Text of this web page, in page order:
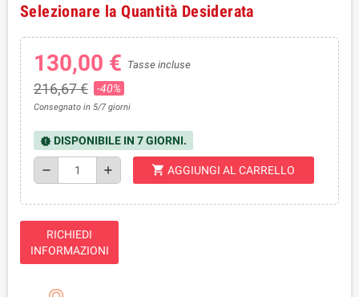
Selezionare la Quantità Desiderata
130,00 € Tasse incluse
216,67 € -40%
Consegnato in 5/7 giorni
new_releases DISPONIBILE IN 7 GIORNI.
remove add shopping_cart AGGIUNGI AL CARRELLO
RICHIEDI
INFORMAZIONI